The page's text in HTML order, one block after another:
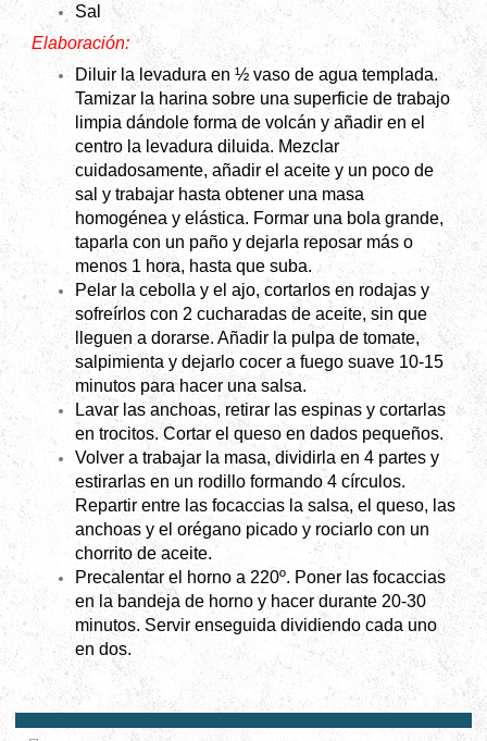
Sal
Elaboración:
Diluir la levadura en ½ vaso de agua templada.
Tamizar la harina sobre una superficie de trabajo
limpia dándole forma de volcán y añadir en el
centro la levadura diluida. Mezclar
cuidadosamente, añadir el aceite y un poco de
sal y trabajar hasta obtener una masa
homogénea y elástica. Formar una bola grande,
taparla con un paño y dejarla reposar más o
menos 1 hora, hasta que suba.
Pelar la cebolla y el ajo, cortarlos en rodajas y
sofreírlos con 2 cucharadas de aceite, sin que
lleguen a dorarse. Añadir la pulpa de tomate,
salpimienta y dejarlo cocer a fuego suave 10-15
minutos para hacer una salsa.
Lavar las anchoas, retirar las espinas y cortarlas
en trocitos. Cortar el queso en dados pequeños.
Volver a trabajar la masa, dividirla en 4 partes y
estirarlas en un rodillo formando 4 círculos.
Repartir entre las focaccias la salsa, el queso, las
anchoas y el orégano picado y rociarlo con un
chorrito de aceite.
Precalentar el horno a 220º. Poner las focaccias
en la bandeja de horno y hacer durante 20-30
minutos. Servir enseguida dividiendo cada uno
en dos.